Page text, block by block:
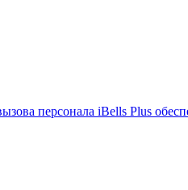
персонала iBells Plus